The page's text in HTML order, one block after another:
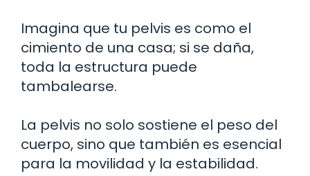
Imagina que tu pelvis es como el
cimiento de una casa; si se daña,
toda la estructura puede
tambalearse.
La pelvis no solo sostiene el peso del
cuerpo, sino que también es esencial
para la movilidad y la estabilidad.